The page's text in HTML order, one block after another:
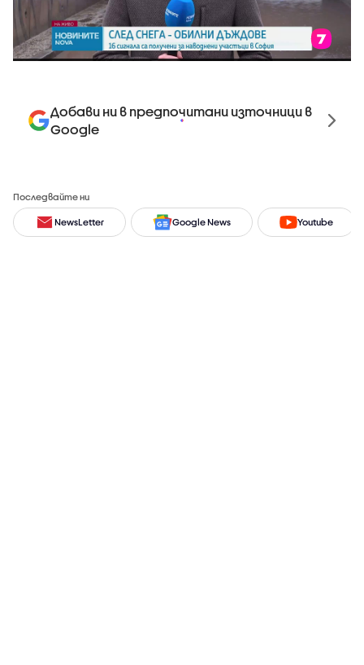
Добави ни в предпочитани източници в
Google
Последвайте ни
NewsLetter Google News Youtube